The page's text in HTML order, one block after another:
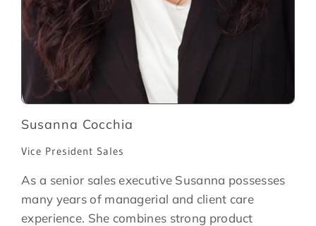
Susanna Cocchia
Vice President Sales
As a senior sales executive Susanna possesses
many years of managerial and client care
experience. She combines strong product